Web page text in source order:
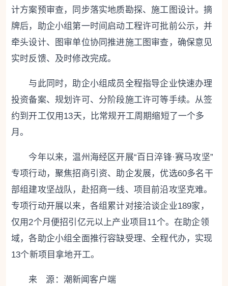
计方案预审查，同步落实地质勘探、施工图设计。摘
牌后，助企小组第一时间启动工程许可批前公示，并
牵头设计、图审单位协同推进施工图审查，确保意见
实时反馈、及时修改完成。
与此同时，助企小组成员全程指导企业快速办理
投资备案、规划许可、分阶段施工许可等手续。从签
约到开工仅用13天，比常规开工周期缩短了一个多
月。
今年以来，温州海经区开展“百日淬锋·赛马攻坚”
专项行动，聚焦招商引资、助企发展，优选60多名干
部组建攻坚战队，赴招商一线、项目前沿攻坚克难。
专项行动开展以来，各组累计对接洽谈企业189家，
仅用2个月便招引亿元以上产业项目11个。在助企领
域，各助企小组全面推行容缺受理、全程代办，实现
13个新项目拿地开工。
来 源：潮新闻客户端